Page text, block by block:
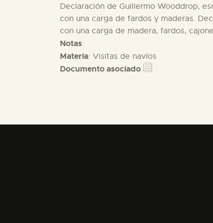
Declaración de Guillermo Wooddrop,
con una carga de fardos y maderas.
con una carga de madera, fardos,
Notas:
Materia: Visitas de navíos
Documento asociado